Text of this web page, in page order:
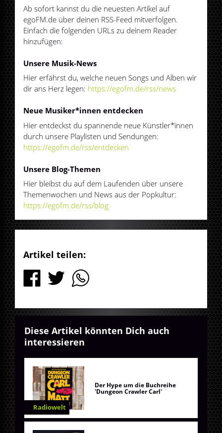
Ab sofort kannst du die neuesten Artikel auf
egoFM.de über deinen RSS-Feed mitverfolgen.
Einfach die folgenden URLs zu deinem Reader
hinzufügen:
Unsere Musik-News
Hier erfährst du, welche neuen Songs und Alben wir
dir ans Herz legen: https://egofm.de/rss/news
Neue Musiker*innen entdecken
Hier entdeckst du spannende neue Künstler*innen
durch unsere Playlisten und Sendungen:
https://egofm.de/rss/entdecken
Unsere Blog-Themen
Hier bleibst du auf dem Laufenden über unsere
Themenwochen und News aus der Popkultur:
https://egofm.de/rss/blog
Artikel teilen:
Diese Artikel könnten Dich auch
interessieren
Radiowelt
Der Hype um die Buchreihe
'Dungeon Crawler Carl'